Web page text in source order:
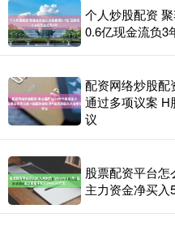
个人炒股配资
0.6亿现金流负3
配资网络炒股配
通过多项议案 H
议
股票配资平台怎
主力资金净买入